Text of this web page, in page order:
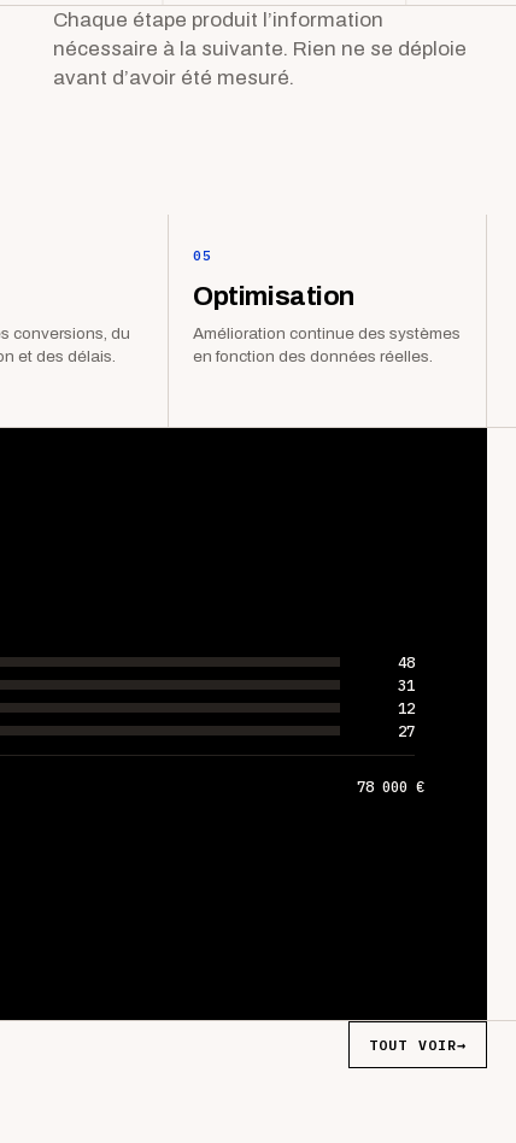
Chaque étape produit l’information
nécessaire à la suivante. Rien ne se déploie
avant d’avoir été mesuré.
conversions, du
et des délais.
05
Optimisation
Amélioration continue des systèmes
en fonction des données réelles.
48
31
12
27
78 000 €
TOUT VOIR→